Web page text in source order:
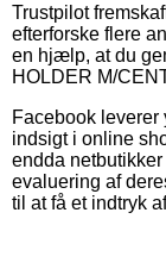
Trustpilot
efterforske flere
en hjælp, at du
HOLDER M/
Facebook leverer
indsigt i online
endda
evaluering af
til at få et indtryk